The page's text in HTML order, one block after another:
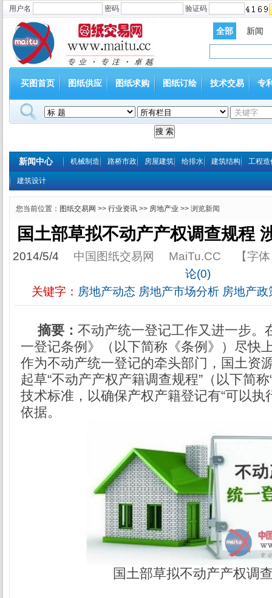
用户名 密码 验证码
全部 新闻
买图首页 图纸供应 图纸求购 图纸订绘 技术交易 专
新闻中心 机械制造 路桥市政 房屋建筑 给排水 建筑结构 工程造
建筑设计
您当前位置： 图纸交易网 >> 行业资讯 >> 房地产业 >> 浏览新闻
国土部草拟不动产产权调查规程
2014/5/4 中国图纸交易网 MaiTu.CC
【字
论(0)
关键字： 房地产动态 房地产市场分析 房地产政
摘要： 不动产统一登记工作又进一步。
一登记条例》（以下简称《条例》）尽快
作为不动产统一登记的牵头部门，国土资
起草“不动产产权产籍调查规程”（以下简
技术标准，以确保产权产籍登记有“可以执
依据。
国土部草拟不动产产权调